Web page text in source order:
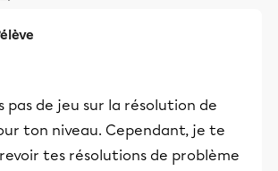
pas de jeu sur la résolution de
ton niveau. Cependant, je te
tes résolutions de problème